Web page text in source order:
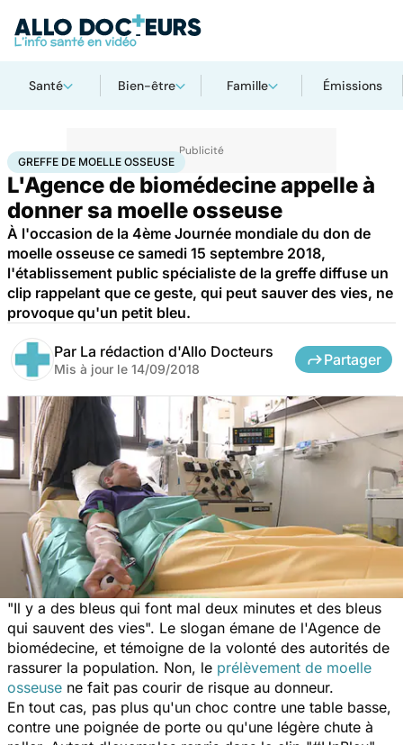
Santé Bien-être Famille Émissions
AccueilSantéGreffe de moelle osseuse
GREFFE DE MOELLE OSSEUSE
L'Agence de biomédecine appelle à
donner sa moelle osseuse
À l'occasion de la 4ème Journée mondiale du don de
moelle osseuse ce samedi 15 septembre 2018,
l'établissement public spécialiste de la greffe diffuse un
clip rappelant que ce geste, qui peut sauver des vies, ne
provoque qu'un petit bleu.
Par La rédaction d'Allo Docteurs
Mis à jour le 14/09/2018
Partager
"Il y a des bleus qui font mal deux minutes et des bleus
qui sauvent des vies". Le slogan émane de l'Agence de
biomédecine, et témoigne de la volonté des autorités de
rassurer la population. Non, le prélèvement de moelle
osseuse ne fait pas courir de risque au donneur.
En tout cas, pas plus qu'un choc contre une table basse,
contre une poignée de porte ou qu'une légère chute à